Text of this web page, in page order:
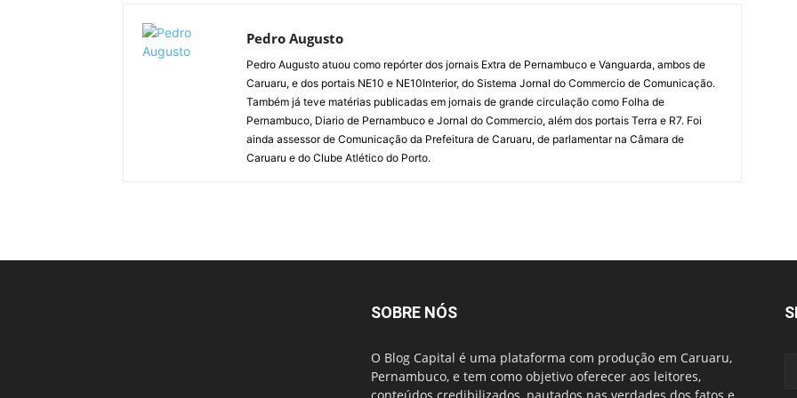
Pedro Augusto
Pedro Augusto atuou como repórter dos jornais Extra de Pernambuco e Vanguarda, ambos de
Caruaru, e dos portais NE10 e NE10Interior, do Sistema Jornal do Commercio de Comunicação.
Também já teve matérias publicadas em jornais de grande circulação como Folha de
Pernambuco, Diario de Pernambuco e Jornal do Commercio, além dos portais Terra e R7. Foi
ainda assessor de Comunicação da Prefeitura de Caruaru, de parlamentar na Câmara de
Caruaru e do Clube Atlético do Porto.
SOBRE NÓS
O Blog Capital é uma plataforma com produção em Caruaru,
Pernambuco, e tem como objetivo oferecer aos leitores,